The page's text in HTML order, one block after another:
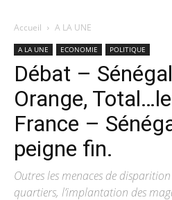
Accueil A LA UNE
A LA UNE ECONOMIE POLITIQUE
Débat –
Orange,
France –
peigne fin.
Outres les menaces de
quartiers, l’implantation des